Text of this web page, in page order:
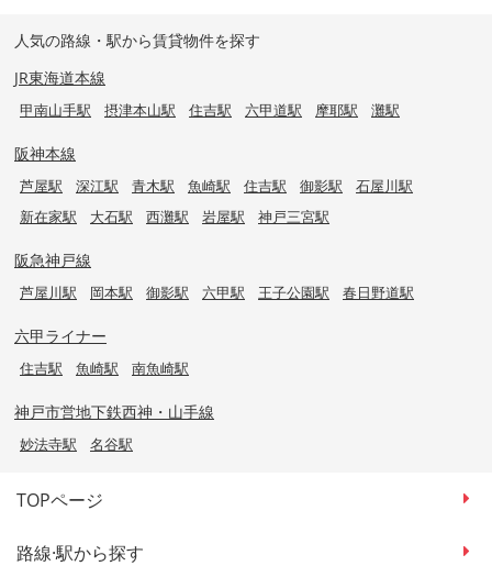
人気の路線・駅から賃貸物件を探す
JR東海道本線
甲南山手駅 摂津本山駅 住吉駅 六甲道駅 摩耶駅 灘駅
阪神本線
芦屋駅 深江駅 青木駅 魚崎駅 住吉駅 御影駅
石屋川駅
新在家駅
大石駅 西灘駅 岩屋駅 神戸三宮駅
阪急神戸線
芦屋川駅 岡本駅 御影駅 六甲駅 王子公園駅 春日野道駅
六甲ライナー
住吉駅 魚崎駅 南魚崎駅
神戸市営地下鉄西神・山手線
妙法寺駅 名谷駅
TOPページ
路線·駅から探す